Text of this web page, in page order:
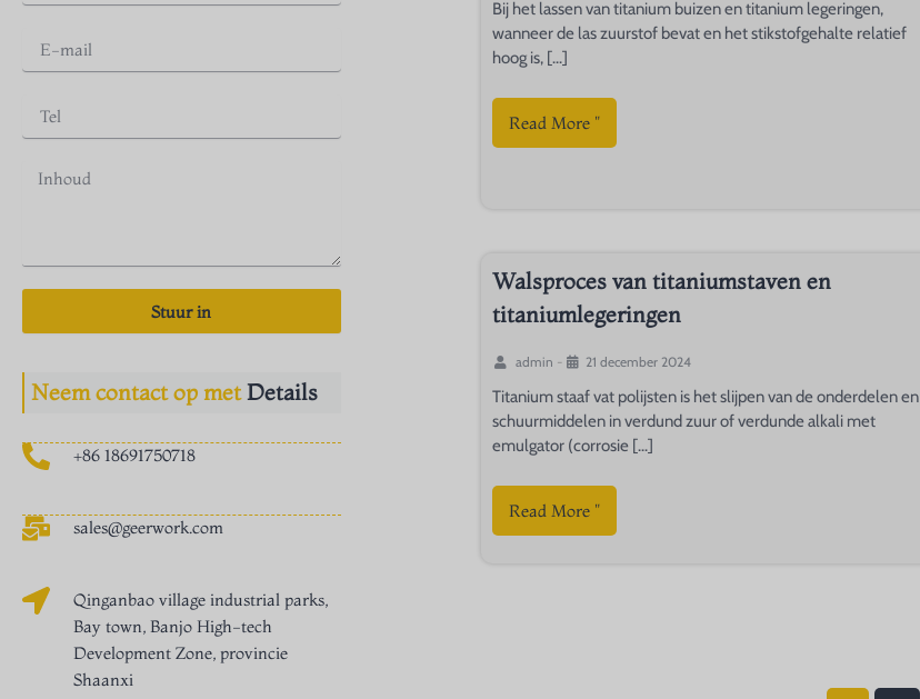
Stuur in
Neem contact op metDetails
+86 18691750718
sales@geerwork.com
Qinganbao village industrial parks,
Bay town, Banjo High-tech
Development Zone, provincie
Shaanxi
Bij het lassen van titanium buizen en titanium legeringen,
wanneer de las zuurstof bevat en het stikstofgehalte relatief
hoog is, [...]
Read More "
Walsproces van titaniumstaven en
titaniumlegeringen
admin - 21 december 2024
Titanium staaf vat polijsten is het slijpen van de onderdelen en
schuurmiddelen in verdund zuur of verdunde alkali met
emulgator (corrosie [...]
Read More "